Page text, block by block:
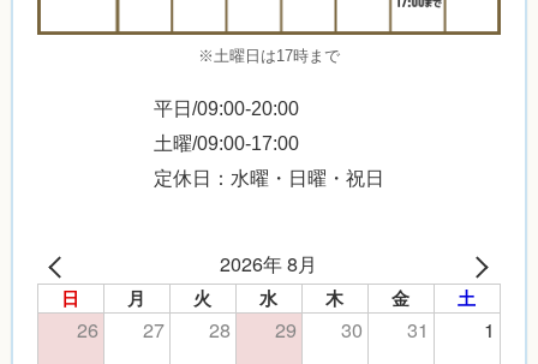
※土曜日は17時まで
平日/09:00-20:00
土曜/09:00-17:00
定休日：水曜・日曜・祝日
2026年 8月
日 月 火 水 木 金 土
26 27 28 29 30 31
1